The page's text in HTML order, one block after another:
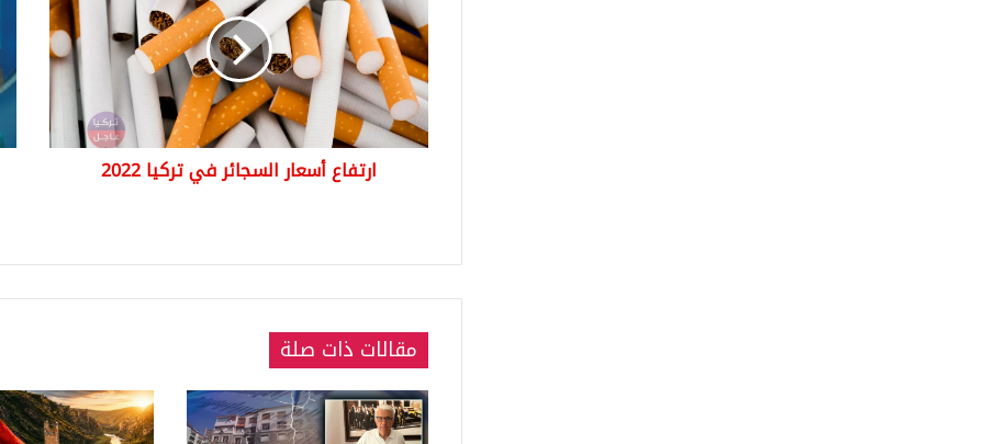
السجائر
في
تركيا
2022
ارتفاع أسعار السجائر في تركيا 2022
مقالات ذات صلة